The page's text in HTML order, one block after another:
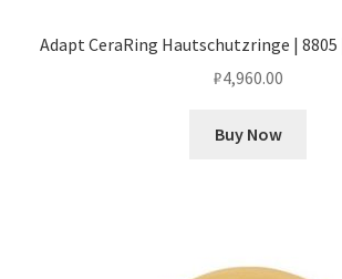
Adapt CeraRing Hautschutzringe | 8805
₽4,960.00
Buy Now